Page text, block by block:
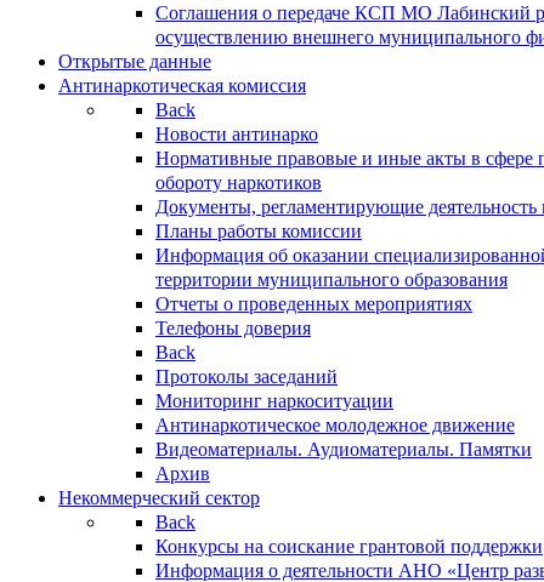
Соглашения о передаче КСП МО Лабинский
осуществлению внешнего муниципального
Открытые данные
Антинаркотическая комиссия
Back
Новости антинарко
Нормативные правовые и иные акты в сфере
обороту наркотиков
Документы, регламентирующие деятельность
Планы работы комиссии
Информация об оказании
территории муниципального образования
Отчеты о проведенных мероприятиях
Телефоны доверия
Back
Протоколы заседаний
Мониторинг наркоситуации
Антинаркотическое молодежное движение
Видеоматериалы. Аудиоматериалы. Памятки
Архив
Некоммерческий сектор
Back
Конкурсы на соискание грантовой поддержки
Информация о деятельности АНО «Центр